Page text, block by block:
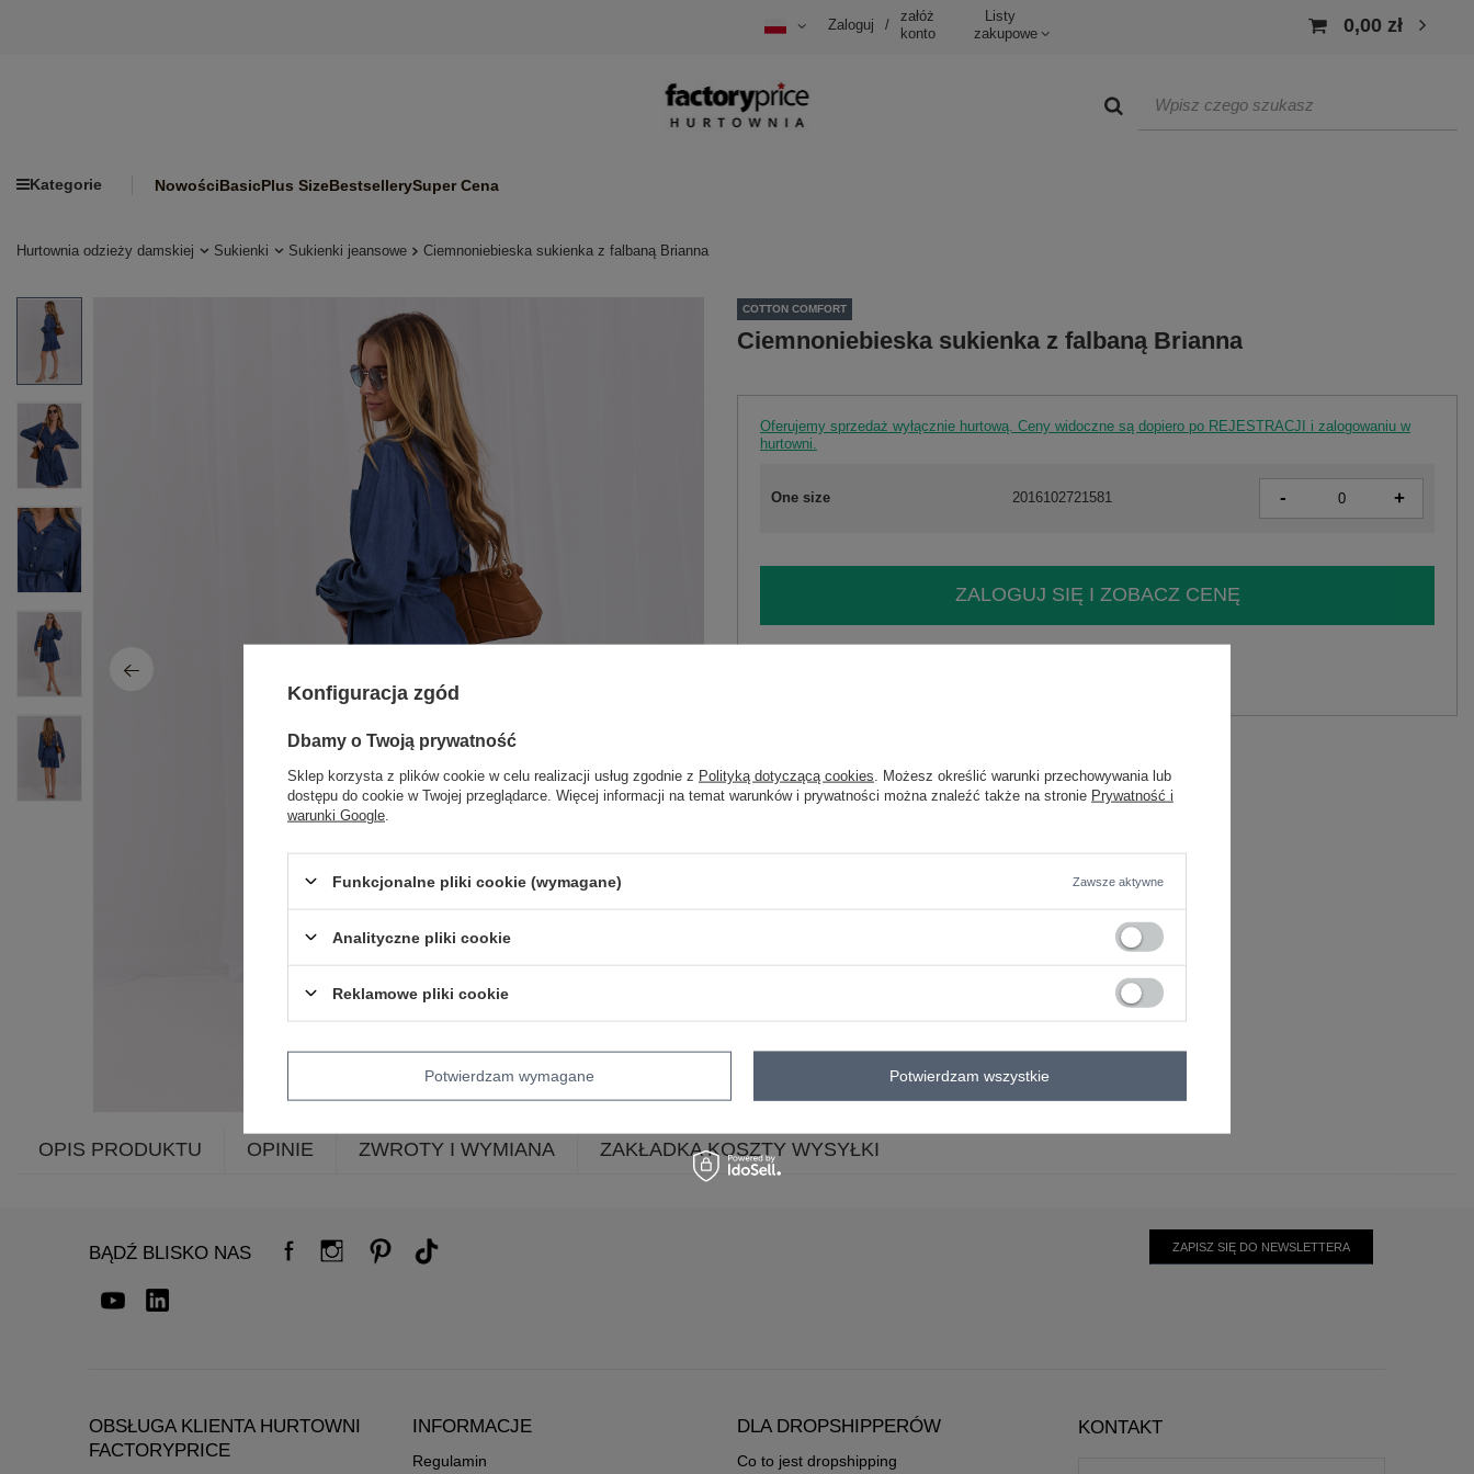
Zaloguj /
załóż
konto
Listy
zakupowe
0,00 zł
Kategorie NowościBasicPlus SizeBestsellerySuper Cena
Hurtownia odzieży damskiej Sukienki Sukienki jeansowe Ciemnoniebieska sukienka z falbaną Brianna
COTTON COMFORT
Ciemnoniebieska sukienka z falbaną Brianna
Oferujemy sprzedaż wyłącznie hurtową. Ceny widoczne są dopiero po REJESTRACJI i zalogowaniu w
hurtowni.
One size 2016102721581 - +
ZALOGUJ SIĘ I ZOBACZ CENĘ
Kod produktu
skład materiału
95% bawełna 5% elastan
OPIS PRODUKTU OPINIE ZWROTY I WYMIANA ZAKŁADKA KOSZTY WYSYŁKI
BĄDŹ BLISKO NAS ZAPISZ SIĘ DO NEWSLETTERA
OBSŁUGA KLIENTA HURTOWNI
FACTORYPRICE
INFORMACJE
Regulamin
DLA DROPSHIPPERÓW
Co to jest dropshipping
KONTAKT
Konfiguracja zgód
Dbamy o Twoją prywatność
Sklep korzysta z plików cookie w celu realizacji usług zgodnie z Polityką dotyczącą cookies . Możesz określić warunki przechowywania lub
dostępu do cookie w Twojej przeglądarce. Więcej informacji na temat warunków i prywatności można znaleźć także na stronie Prywatność i
warunki Google
Funkcjonalne pliki cookie (wymagane) Zawsze aktywne
Analityczne pliki cookie
Reklamowe pliki cookie
Potwierdzam wymagane Potwierdzam wszystkie